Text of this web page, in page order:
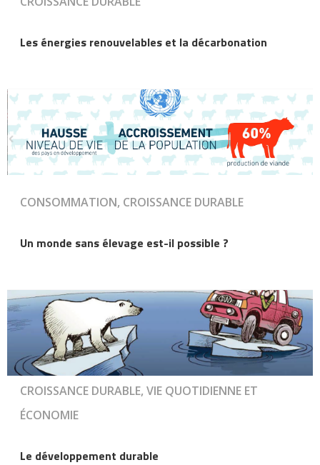
Les énergies renouvelables et la décarbonation
CONSOMMATION, CROISSANCE DURABLE
Un monde sans élevage est-il possible ?
CROISSANCE DURABLE, VIE QUOTIDIENNE ET
ÉCONOMIE
Le développement durable